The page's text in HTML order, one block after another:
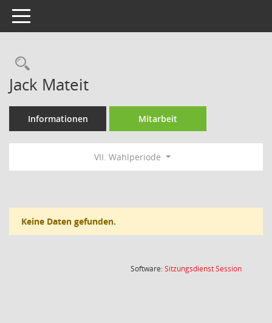
Toggle navigation
Rechercheauswahl
Jack Mateit
Informationen Mitarbeit
VII. Wahlperiode
Keine Daten gefunden.
Software:SitzungsdienstSession(Wird in